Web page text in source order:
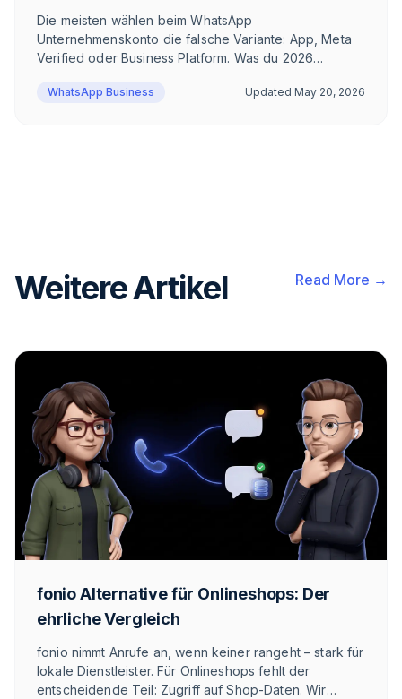
Die meisten wählen beim WhatsApp
Unternehmenskonto die falsche Variante: App, Meta
Verified oder Business Platform. Was du 2026
versendest. Hier die ehrliche Einordnung — mit
WhatsApp Business Updated May 20, 2026
Weitere Artikel Read More →
fonio Alternative für Onlineshops: Der
ehrliche Vergleich
fonio nimmt Anrufe an, wenn keiner rangeht – stark für
lokale Dienstleister. Für Onlineshops fehlt der
entscheidende Teil: Zugriff auf Shop-Daten. Wir